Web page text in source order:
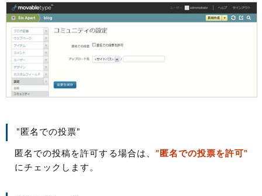
"匿名での投票"
匿名での投稿を許可する場合は、 "匿名での投票を許可"
にチェックします。